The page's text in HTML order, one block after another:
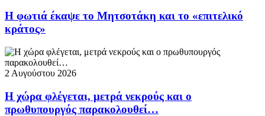
Η φωτιά έκαψε το Μητσοτάκη και το «επιτελικό
κράτος»
2 Αυγούστου 2026
Η χώρα φλέγεται, μετρά νεκρούς και ο
πρωθυπουργός παρακολουθεί…